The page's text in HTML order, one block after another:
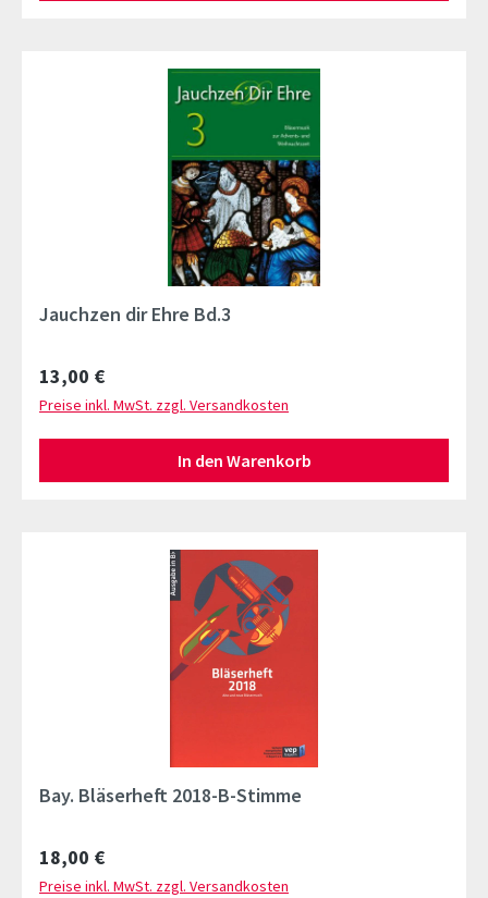
Jauchzen dir Ehre Bd.3
Regulärer Preis:
13,00 €
Preise inkl. MwSt. zzgl. Versandkosten
In den Warenkorb
Bay. Bläserheft 2018-B-Stimme
Regulärer Preis:
18,00 €
Preise inkl. MwSt. zzgl. Versandkosten